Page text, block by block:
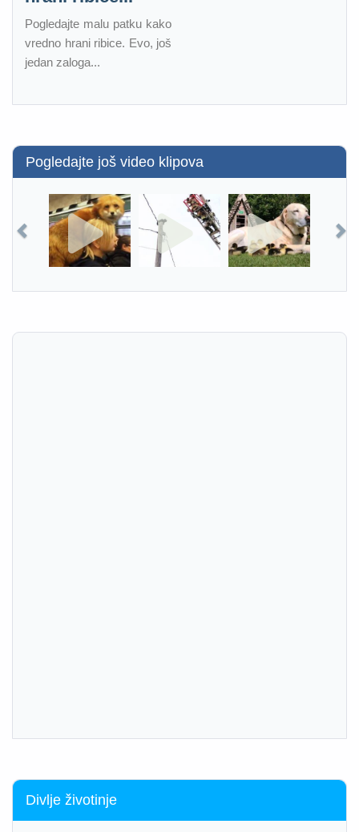
Pogledajte malu patku kako
vredno hrani ribice. Evo, još
jedan zaloga...
Pogledajte još video klipova
Divlje životinje